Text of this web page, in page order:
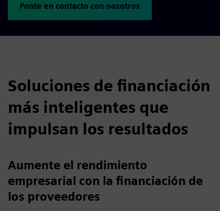
Ponte en contacto con nosotros
Soluciones de financiación
más inteligentes que
impulsan los resultados
Aumente el rendimiento
empresarial con la financiación de
los proveedores